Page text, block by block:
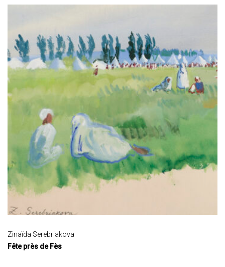
Zinaïda Serebriakova
Fête près de Fès